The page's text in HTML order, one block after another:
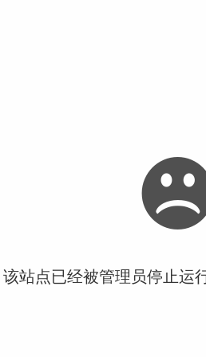
站点已经被管理员停止运